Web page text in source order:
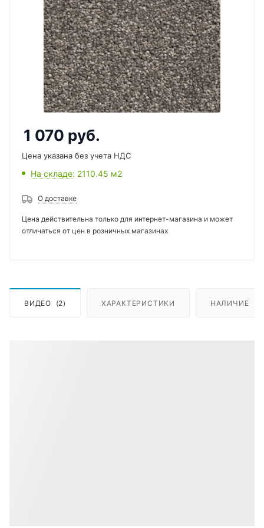
1 070 руб.
Цена указана без учета НДС
На складе: 2110.45 м2
О доставке
Цена действительна только для интернет-магазина и может
отличаться от цен в розничных магазинах
ВИДЕО (2) ХАРАКТЕРИСТИКИ НАЛИЧИЕ